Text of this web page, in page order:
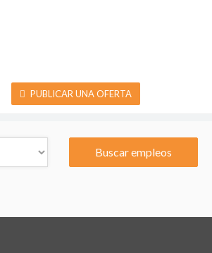
PUBLICAR UNA OFERTA